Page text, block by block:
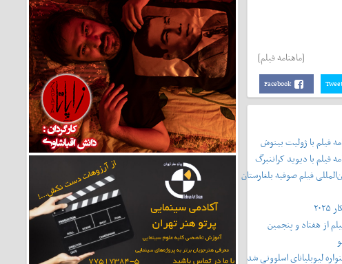
[ماهنامه فیلم]
Facebook
فیلم با ژولیت بینوش
با دیوید کراننبرگ
فیلم صوفیه بلغارستان
از هفتاد و پنجمین
لیوبلیانای اسلوونی شد